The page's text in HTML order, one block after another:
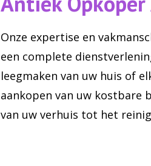
Onze expertise en
een complete
leegmaken van uw huis of
aankopen van uw kostbare
van uw verhuis tot het